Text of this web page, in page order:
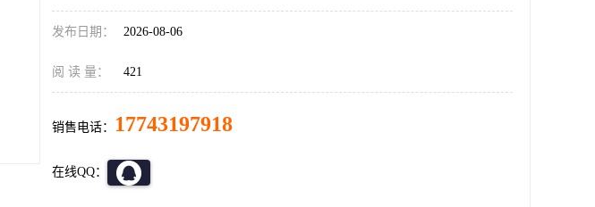
发布日期： 2026-08-06
阅 读 量： 421
销售电话： 17743197918
在线QQ：